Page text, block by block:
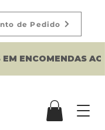
ENCOMENDAS
de Pedido